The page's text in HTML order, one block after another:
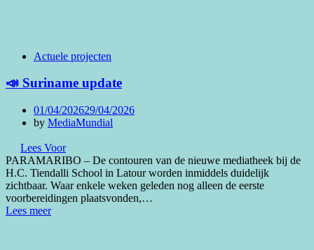
Actuele projecten
📣 Suriname update
Posted
on
01/04/202629/04/2026
by MediaMundial
Lees Voor
PARAMARIBO – De contouren van de nieuwe mediatheek bij de
H.C. Tiendalli School in Latour worden inmiddels duidelijk
zichtbaar. Waar enkele weken geleden nog alleen de eerste
voorbereidingen plaatsvonden,…
Lees meer